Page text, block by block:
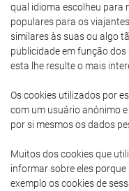
qual idioma escolheu para
populares para os
similares às suas ou algo
publicidade em função
esta lhe resulte o mais
Os cookies utilizados por
com um usuário anónimo
por si mesmos os dados
Muitos dos cookies que
informar sobre eles porque
exemplo os cookies de